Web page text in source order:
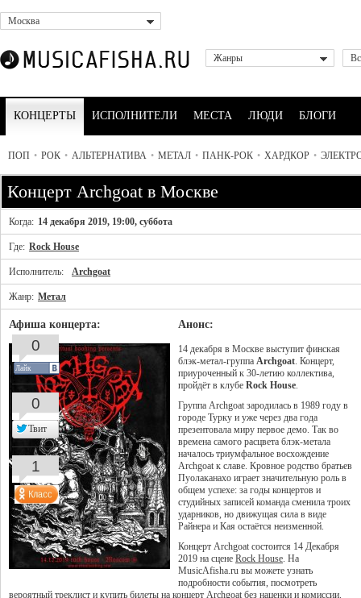
Москва
Жанры
КОНЦЕРТЫ ИСПОЛНИТЕЛИ МЕСТА ЛЮДИ БЛОГИ
ПОП • РОК • АЛЬТЕРНАТИВА • МЕТАЛ • ПАНК-РОК • ХАРДКОР •
Концерт Archgoat в Москве
Когда: 14 декабря 2019, 19:00, суббота
Где: Rock House
Исполнитель: Archgoat
Жанр: Метал
Афиша концерта: Анонс:
14 декабря в Москве выступит финская
блэк-метал-группа Archgoat. Концерт,
приуроченный к 30-летию коллектива,
пройдёт в клубе Rock House.
Группа Archgoat зародилась в 1989 году в
городе Турку и уже через два года
презентовала миру первое демо. Так во
времена самого расцвета блэк-метала
началось триумфальное восхождение
Archgoat к славе. Кровное родство братьев
Пуолаканахо играет значительную роль в
общем успехе: за годы концертов и
студийных записей команда сменила троих
ударников, но движущая сила в виде
Райнера и Кая остаётся неизменной.
Концерт Archgoat состоится 14 Декабря
2019 на сцене Rock House. На
MusicAfisha.ru вы можете узнать
подробности события, посмотреть
вероятный треклист и купить билеты на концерт Archgoat без наценки и комиссии.
0
Лайк
0
Твит
1